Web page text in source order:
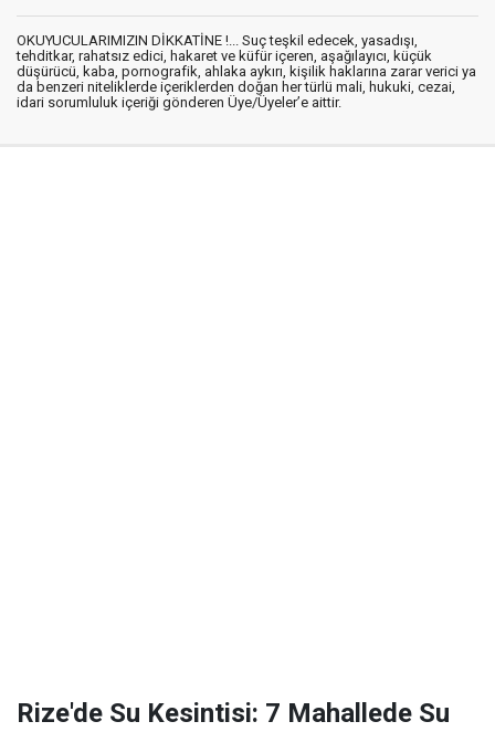
OKUYUCULARIMIZIN DİKKATİNE !... Suç teşkil edecek, yasadışı,
tehditkar, rahatsız edici, hakaret ve küfür içeren, aşağılayıcı, küçük
düşürücü, kaba, pornografik, ahlaka aykırı, kişilik haklarına zarar verici ya
da benzeri niteliklerde içeriklerden doğan her türlü mali, hukuki, cezai,
idari sorumluluk içeriği gönderen Üye/Üyeler’e aittir.
Rize'de Su Kesintisi: 7 Mahallede Su